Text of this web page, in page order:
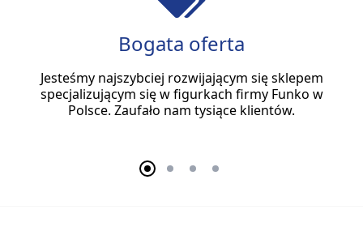
Bogata oferta
Jesteśmy najszybciej rozwijającym się sklepem
specjalizującym się w figurkach firmy Funko w
Polsce. Zaufało nam tysiące klientów.